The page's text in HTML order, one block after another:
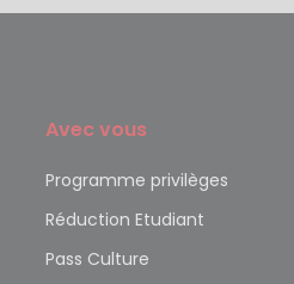
Avec vous
Programme privilèges
Réduction Etudiant
Pass Culture